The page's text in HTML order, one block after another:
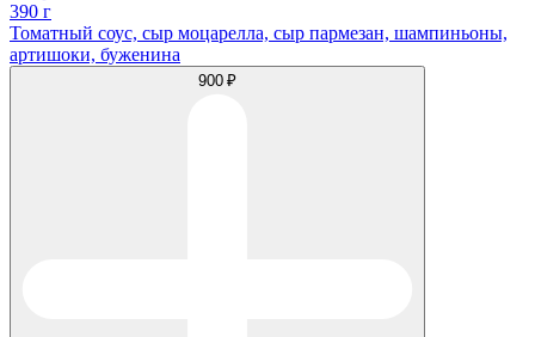
390 г
Томатный соус, сыр моцарелла, сыр пармезан, шампиньоны,
артишоки, буженина
900 ₽